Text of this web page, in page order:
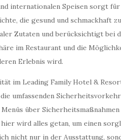
internationalen Speisen sorgt
die gesund und schmackhaft
Zutaten und berücksichtigt bei
im Restaurant und die
Erlebnis wird.
im Leading Family Hotel &
umfassenden
über Sicherheitsmaßnahmen
wird alles getan, um einen
nicht nur in der Ausstattung,